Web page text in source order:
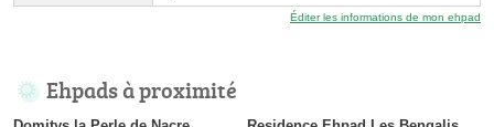
Éditer les informations de mon ehpad
Ehpads à proximité